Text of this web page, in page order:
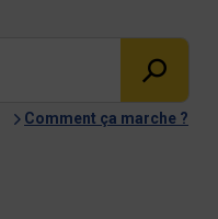
Comment ça marche ?